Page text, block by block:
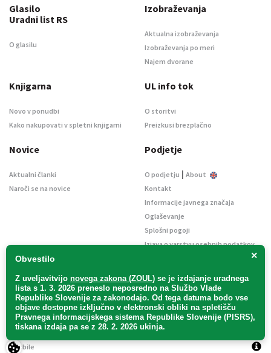
×
Obvestilo
Z uveljavitvijo novega zakona (ZOUL) se je izdajanje uradnega
lista s 1. 3. 2026 preneslo neposredno na Službo Vlade
Republike Slovenije za zakonodajo. Od tega datuma bodo vse
objave dostopne izključno v elektronski obliki na spletišču
Pravnega informacijskega sistema Republike Slovenije (PISRS),
tiskana izdaja pa se z 28. 2. 2026 ukinja.
Glasilo
Uradni list RS
O glasilu
Izobraževanja
Aktualna izobraževanja
Izobraževanja po meri
Najem dvorane
Knjigarna
Novo v ponudbi
Kako nakupovati v spletni knjigarni
UL info tok
O storitvi
Preizkusi brezplačno
Novice
Aktualni članki
Naroči se na novice
Podjetje
O podjetju | About
Kontakt
Informacije javnega značaja
Oglaševanje
Splošni pogoji
Izjava o varstvu osebnih podatkov
Uradni list d. o. o. – v likvidaciji / Vse pravice pridržane.
2Mobile